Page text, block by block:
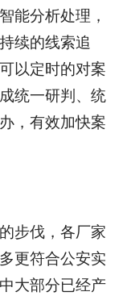
能分析处理，
续的线索追
以定时的对案
统一研判、统
，有效加快案
步伐，各厂家
更符合公安实
大部分已经产